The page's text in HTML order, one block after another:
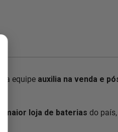
equipe auxilia na venda e
maior loja de baterias do